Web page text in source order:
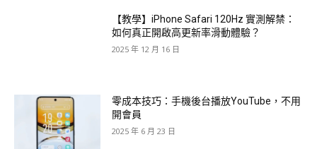
【教學】iPhone Safari 120Hz 實測解禁：
如何真正開啟高更新率滑動體驗？
2025 年 12 月 16 日
零成本技巧：手機後台播放YouTube，不用
開會員
2025 年 6 月 23 日